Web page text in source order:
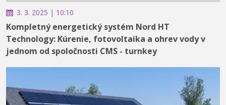
3. 3. 2025 | 10:10
Kompletný energetický systém Nord HT
Technology: Kúrenie, fotovoltaika a ohrev vody v
jednom od spoločnosti CMS - turnkey